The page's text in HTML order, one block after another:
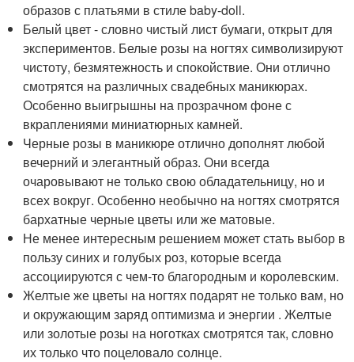
образов с платьями в стиле baby-doll.
Белый цвет - словно чистый лист бумаги, открыт для
экспериментов. Белые розы на ногтях символизируют
чистоту, безмятежность и спокойствие. Они отлично
смотрятся на различных свадебных маникюрах.
Особенно выигрышны на прозрачном фоне с
вкраплениями миниатюрных камней.
Черные розы в маникюре отлично дополнят любой
вечерний и элегантный образ. Они всегда
очаровывают не только свою обладательницу, но и
всех вокруг. Особенно необычно на ногтях смотрятся
бархатные черные цветы или же матовые.
Не менее интересным решением может стать выбор в
пользу синих и голубых роз, которые всегда
ассоциируются с чем-то благородным и королевским.
Желтые же цветы на ногтях подарят не только вам, но
и окружающим заряд оптимизма и энергии . Желтые
или золотые розы на ноготках смотрятся так, словно
их только что поцеловало солнце.